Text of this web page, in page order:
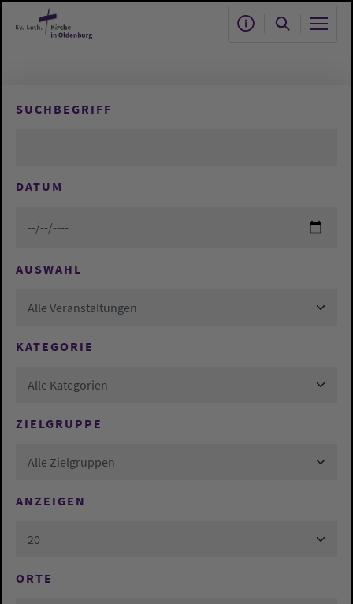
Zum Hauptinhalt springen
SUCHBEGRIFF
DATUM
AUSWAHL
Alle Veranstaltungen
KATEGORIE
Alle Kategorien
ZIELGRUPPE
Alle Zielgruppen
ANZEIGEN
20
ORTE